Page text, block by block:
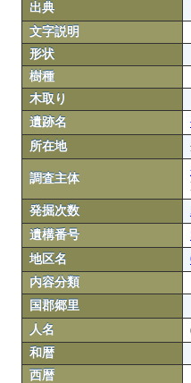
出典
文字説明
形状
樹種
木取り
遺跡名
所在地
調査主体
発掘次数
遺構番号
地区名
内容分類
国郡郷里
人名
和暦
西暦